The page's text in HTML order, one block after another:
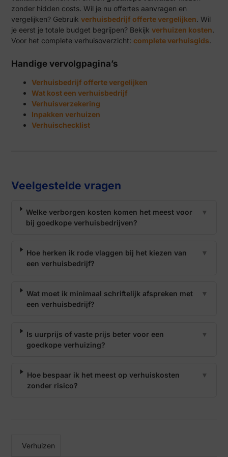
zonder hidden costs. Wil je nu offertes aanvragen en
vergelijken? Gebruikverhuisbedrijf offerte vergelijken. Wil
je eerst je totale budget begrijpen? Bekijkverhuizen kosten.
Voor het complete verhuisoverzicht:complete verhuisgids.
Handige vervolgpagina’s
Verhuisbedrijf offerte vergelijken
Wat kost een verhuisbedrijf
Verhuisverzekering
Inpakken verhuizen
Verhuischecklist
Veelgestelde vragen
Welke verborgen kosten komen het meest voor
bij goedkope verhuisbedrijven?
▼
Hoe herken ik rode vlaggen bij het kiezen van
een verhuisbedrijf?
▼
Wat moet ik minimaal schriftelijk afspreken met
een verhuisbedrijf?
▼
Is uurprijs of vaste prijs beter voor een
goedkope verhuizing?
▼
Hoe bespaar ik het meest op verhuiskosten
zonder risico?
▼
Verhuizen